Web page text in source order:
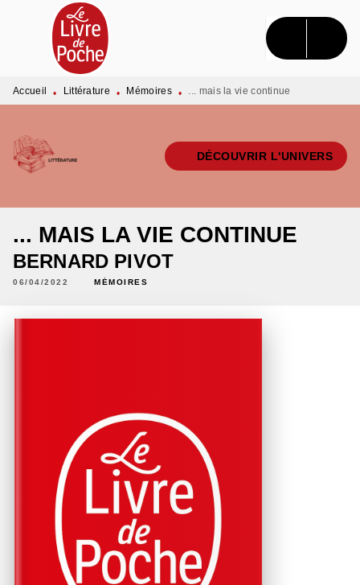
MENU RECHERCHE CONTENU
PIED DE PAGE
Accueil • Littérature • Mémoires • ... mais la vie continue
DÉCOUVRIR L'UNIVERS
... MAIS LA VIE CONTINUE
BERNARD PIVOT
06/04/2022 MÉMOIRES